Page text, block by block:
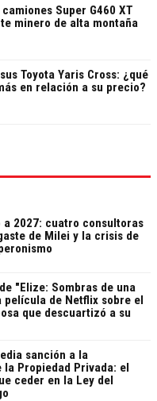
Super G460 XT
minero de alta montaña
Toyota Yaris Cross: ¿qué
en relación a su precio?
a 2027: cuatro consultoras
de Milei y la crisis de
"Elize: Sombras de una
película de Netflix sobre el
que descuartizó a su
sanción a la
la Propiedad Privada: el
ceder en la Ley del